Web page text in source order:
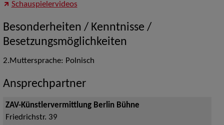
Schauspielervideos
Besonderheiten / Kenntnisse /
Besetzungsmöglichkeiten
2.Muttersprache: Polnisch
Ansprechpartner
ZAV-Künstlervermittlung Berlin Bühne
Friedrichstr. 39